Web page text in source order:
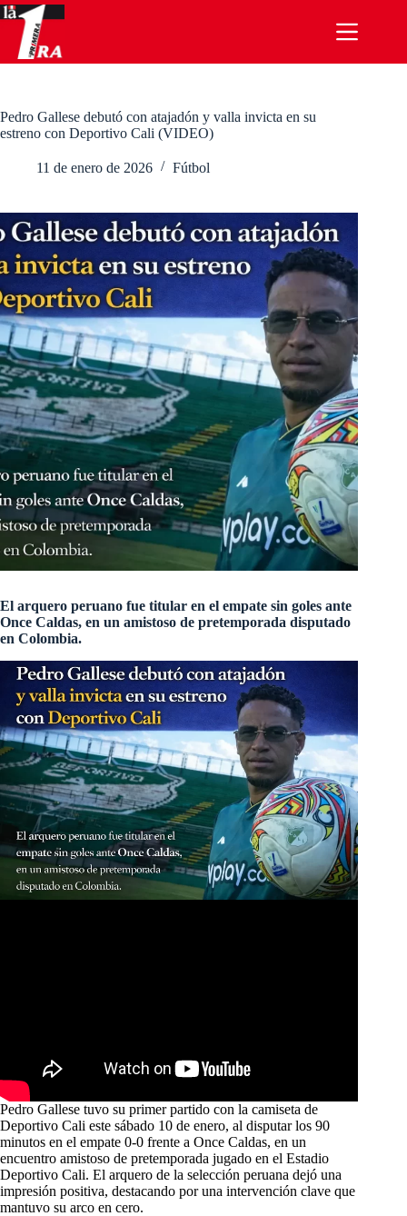
Saltar
al
contenido
Pedro Gallese debutó con atajadón y valla invicta en su
estreno con Deportivo Cali (VIDEO)
11 de enero de 2026 Fútbol
El arquero peruano fue titular en el empate sin goles ante
Once Caldas, en un amistoso de pretemporada disputado
en Colombia.
Pedro Gallese tuvo su primer partido con la camiseta de
Deportivo Cali este sábado 10 de enero, al disputar los 90
minutos en el empate 0-0 frente a Once Caldas, en un
encuentro amistoso de pretemporada jugado en el Estadio
Deportivo Cali. El arquero de la selección peruana dejó una
impresión positiva, destacando por una intervención clave que
mantuvo su arco en cero.